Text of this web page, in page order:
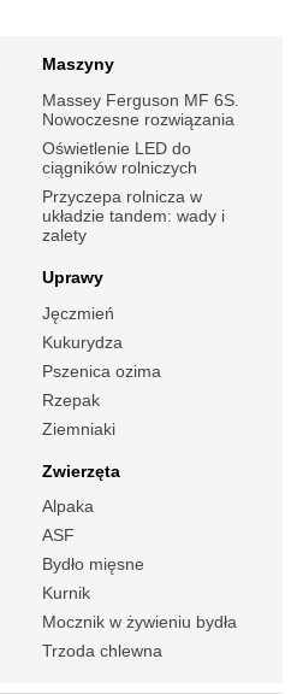
Maszyny
Massey Ferguson MF 6S.
Nowoczesne rozwiązania
Oświetlenie LED do
ciągników rolniczych
Przyczepa rolnicza w
układzie tandem: wady i
zalety
Uprawy
Jęczmień
Kukurydza
Pszenica ozima
Rzepak
Ziemniaki
Zwierzęta
Alpaka
ASF
Bydło mięsne
Kurnik
Mocznik w żywieniu bydła
Trzoda chlewna